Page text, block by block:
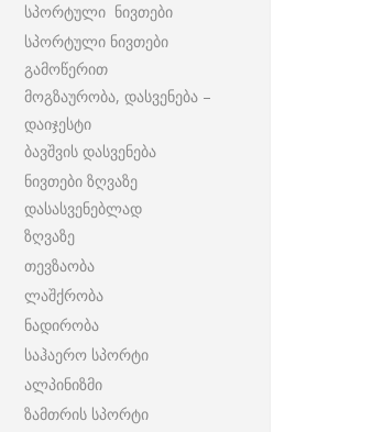
სპორტული ნივთები
სპორტული ნივთები
გამოწერით
მოგზაურობა, დასვენება –
დაიჯესტი
ბავშვის დასვენება
ნივთები ზღვაზე
დასასვენებლად
ზღვაზე
თევზაობა
ლაშქრობა
ნადირობა
საჰაერო სპორტი
ალპინიზმი
ზამთრის სპორტი